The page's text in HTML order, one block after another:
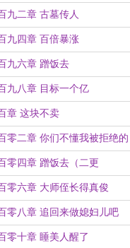
九二章 古墓传人
九四章 百倍暴涨
九六章 蹭饭去
九八章 目标一个亿
章 这块不卖
零二章 你们不懂我被拒绝的
零四章 蹭饭去（二更
零六章 大师侄长得真俊
零八章 追回来做媳妇儿吧
零十章 睡美人醒了